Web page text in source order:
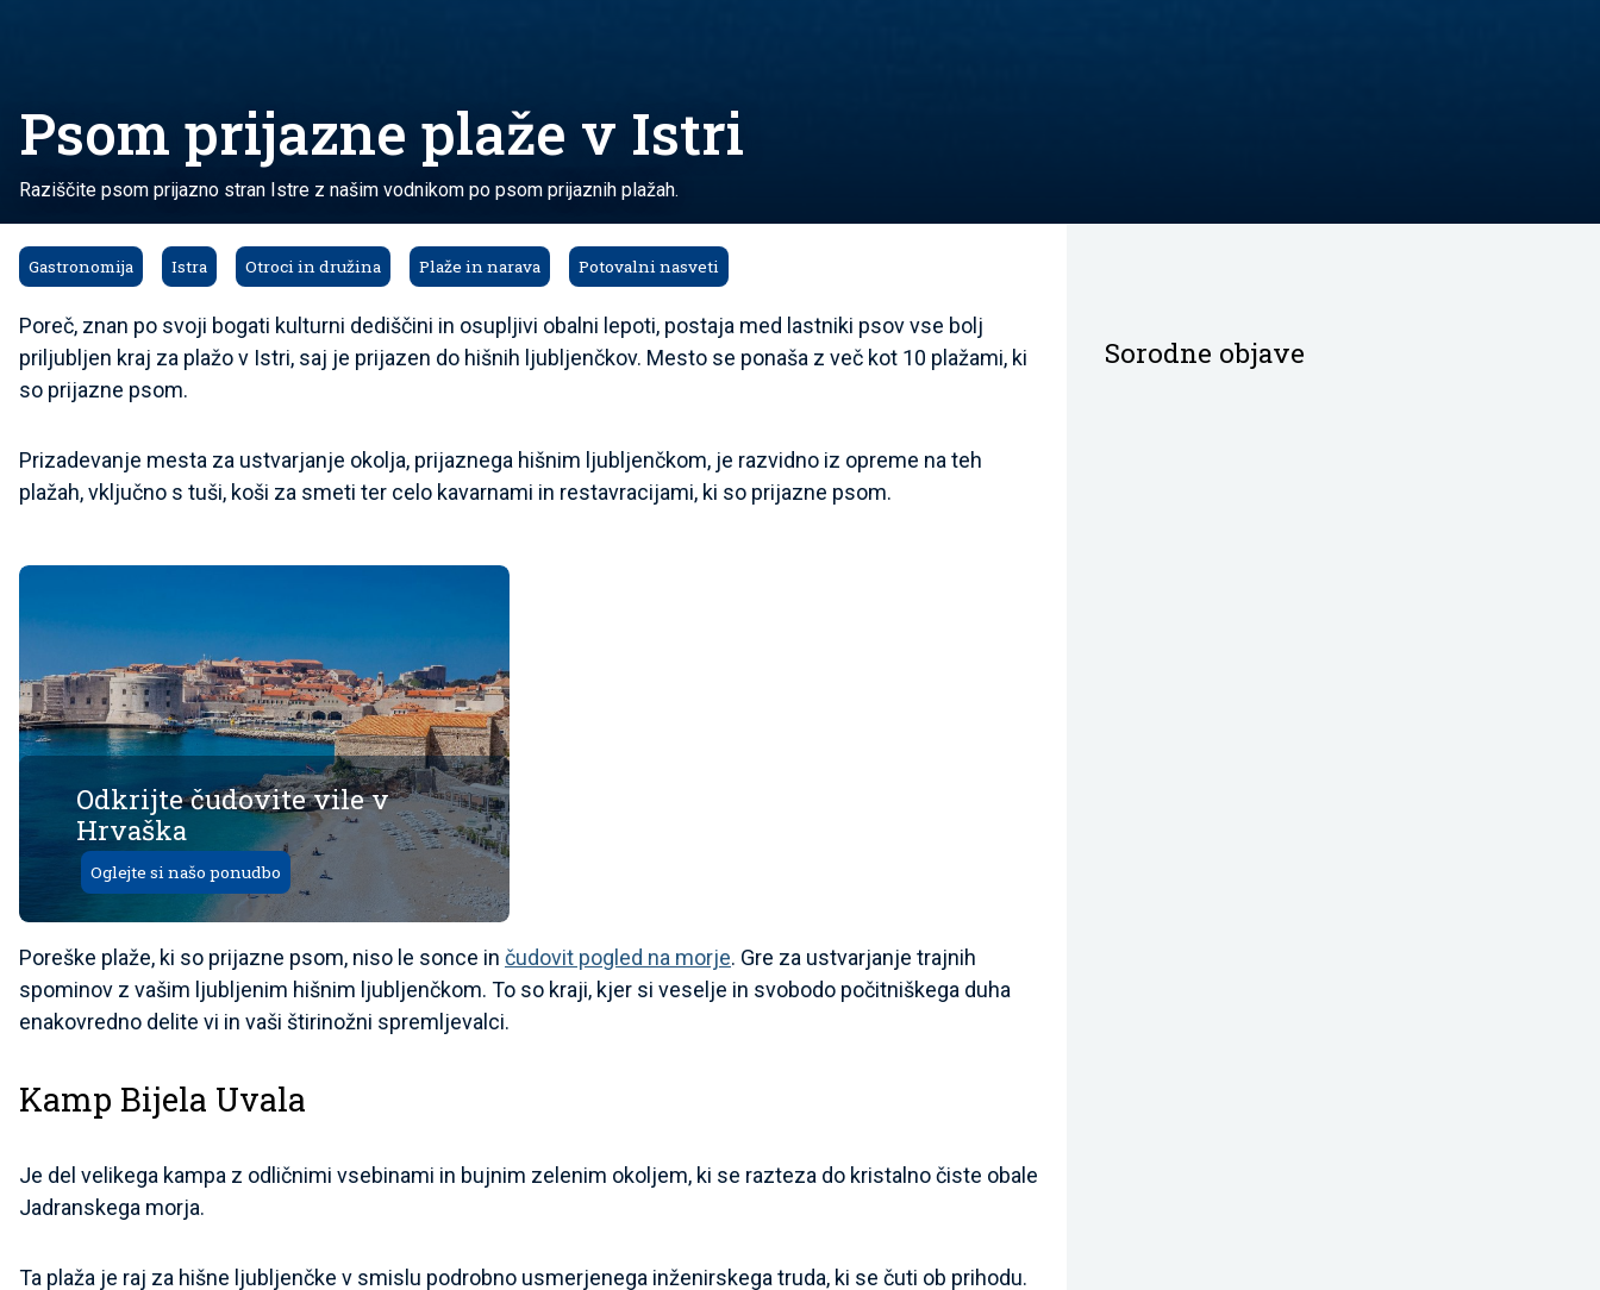
Psom prijazne plaže v Istri
Raziščite psom prijazno stran Istre z našim vodnikom po psom prijaznih plažah.
Gastronomija Istra Otroci in družina Plaže in narava Potovalni nasveti
Poreč, znan po svoji bogati kulturni dediščini in osupljivi obalni lepoti, postaja med lastniki psov vse bolj
priljubljen kraj za plažo v Istri, saj je prijazen do hišnih ljubljenčkov. Mesto se ponaša z več kot 10 plažami, ki
so prijazne psom.
Prizadevanje mesta za ustvarjanje okolja, prijaznega hišnim ljubljenčkom, je razvidno iz opreme na teh
plažah, vključno s tuši, koši za smeti ter celo kavarnami in restavracijami, ki so prijazne psom.
Odkrijte čudovite vile v
Hrvaška
Oglejte si našo ponudbo
Poreške plaže, ki so prijazne psom, niso le sonce in čudovit pogled na morje. Gre za ustvarjanje trajnih
spominov z vašim ljubljenim hišnim ljubljenčkom. To so kraji, kjer si veselje in svobodo počitniškega duha
enakovredno delite vi in vaši štirinožni spremljevalci.
Kamp Bijela Uvala
Je del velikega kampa z odličnimi vsebinami in bujnim zelenim okoljem, ki se razteza do kristalno čiste obale
Jadranskega morja.
Ta plaža je raj za hišne ljubljenčke v smislu podrobno usmerjenega inženirskega truda, ki se čuti ob prihodu.
Sorodne objave